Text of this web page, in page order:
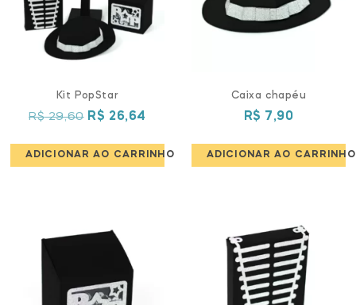
Kit PopStar
R$29,60 O
original
R$ 26,64
atual
ADICIONAR AO CARRINHO
Caixa chapéu
R$ 7,90
ADICIONAR AO CARRINHO